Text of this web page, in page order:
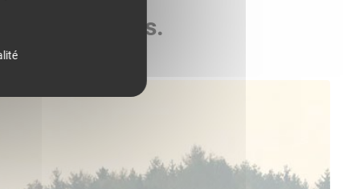
vos parcelles.